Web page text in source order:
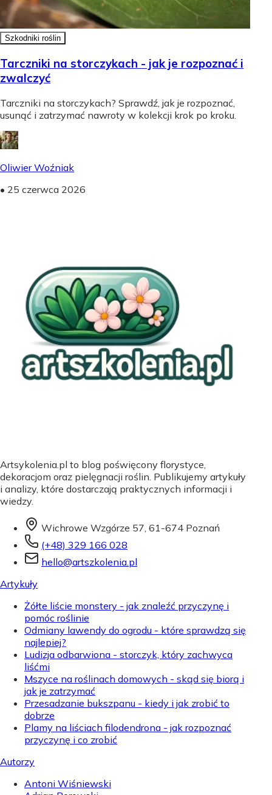
Szkodniki roślin
Tarczniki na storczykach - jak je rozpoznać i
zwalczyć
Tarczniki na storczykach? Sprawdź, jak je rozpoznać,
usunąć i zatrzymać nawroty w kolekcji krok po kroku.
Oliwier Woźniak
• 25 czerwca 2026
Artsykolenia.pl to blog poświęcony florystyce,
dekoracjom oraz pielęgnacji roślin. Publikujemy artykuły
i analizy, które dostarczają praktycznych informacji i
wiedzy.
Wichrowe Wzgórze 57, 61-674 Poznań
(+48) 329 166 028
hello@artszkolenia.pl
Artykuły
Żółte liście monstery - jak znaleźć przyczynę i
pomóc roślinie
Odmiany lawendy do ogrodu - które sprawdzą się
najlepiej?
Ludizja odbarwiona - storczyk, który zachwyca
liśćmi
Mszyce na roślinach domowych - skąd się biorą i
jak je zatrzymać
Przesadzanie bukszpanu - kiedy i jak zrobić to
dobrze
Plamy na liściach filodendrona - jak rozpoznać
przyczynę i co zrobić
Autorzy
Antoni Wiśniewski